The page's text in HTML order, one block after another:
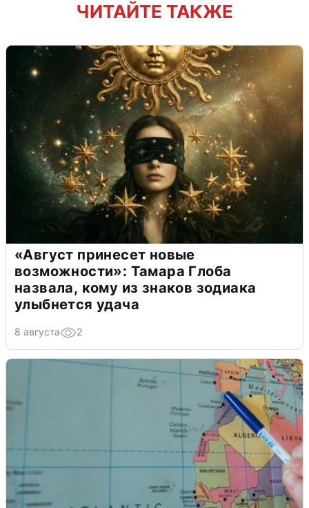
ЧИТАЙТЕ ТАКЖЕ
«Август принесет новые
возможности»: Тамара Глоба
назвала, кому из знаков зодиака
улыбнется удача
8 августа 2